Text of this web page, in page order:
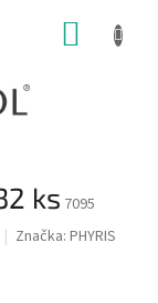
ks 7095
Značka:PHYRIS